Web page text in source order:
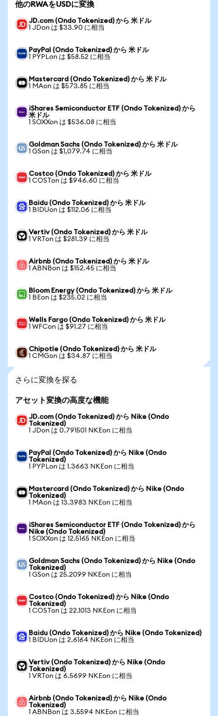
他のRWAをUSDに変換
JD.com (Ondo Tokenized) から 米ドル
1 JDon は $33.90 に相当
PayPal (Ondo Tokenized) から 米ドル
1 PYPLon は $58.52 に相当
Mastercard (Ondo Tokenized) から 米ドル
1 MAon は $573.85 に相当
iShares Semiconductor ETF (Ondo Tokenized) から
米ドル
1 SOXXon は $536.08 に相当
Goldman Sachs (Ondo Tokenized) から 米ドル
1 GSon は $1,079.74 に相当
Costco (Ondo Tokenized) から 米ドル
1 COSTon は $946.60 に相当
Baidu (Ondo Tokenized) から 米ドル
1 BIDUon は $112.06 に相当
Vertiv (Ondo Tokenized) から 米ドル
1 VRTon は $281.39 に相当
Airbnb (Ondo Tokenized) から 米ドル
1 ABNBon は $152.45 に相当
Bloom Energy (Ondo Tokenized) から 米ドル
1 BEon は $235.02 に相当
Wells Fargo (Ondo Tokenized) から 米ドル
1 WFCon は $91.27 に相当
Chipotle (Ondo Tokenized) から 米ドル
1 CMGon は $34.87 に相当
さらに変換を探る
アセット変換の高度な機能
JD.com (Ondo Tokenized) から Nike (Ondo
Tokenized)
1 JDon は 0.791501 NKEon に相当
PayPal (Ondo Tokenized) から Nike (Ondo
Tokenized)
1 PYPLon は 1.3663 NKEon に相当
Mastercard (Ondo Tokenized) から Nike (Ondo
Tokenized)
1 MAon は 13.3983 NKEon に相当
iShares Semiconductor ETF (Ondo Tokenized) から
Nike (Ondo Tokenized)
1 SOXXon は 12.5165 NKEon に相当
Goldman Sachs (Ondo Tokenized) から Nike (Ondo
Tokenized)
1 GSon は 25.2099 NKEon に相当
Costco (Ondo Tokenized) から Nike (Ondo
Tokenized)
1 COSTon は 22.1013 NKEon に相当
Baidu (Ondo Tokenized) から Nike (Ondo Tokenized)
1 BIDUon は 2.6164 NKEon に相当
Vertiv (Ondo Tokenized) から Nike (Ondo
Tokenized)
1 VRTon は 6.5699 NKEon に相当
Airbnb (Ondo Tokenized) から Nike (Ondo
Tokenized)
1 ABNBon は 3.5594 NKEon に相当